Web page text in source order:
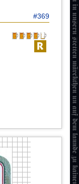
#369